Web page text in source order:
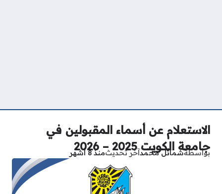
الاستعلام عن أسماء المقبولين في
جامعة الكويت 2025 – 2026
بواسطةشمائل محمدآخر تحديثمنذ 8 أشهر